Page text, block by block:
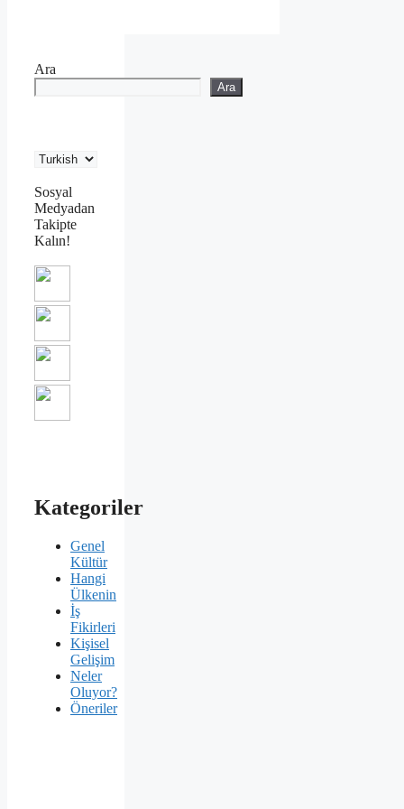
Ara
Ara
Sosyal
Medyadan
Takipte
Kalın!
Kategoriler
Genel
Kültür
Hangi
Ülkenin
İş
Fikirleri
Kişisel
Gelişim
Neler
Oluyor?
Öneriler